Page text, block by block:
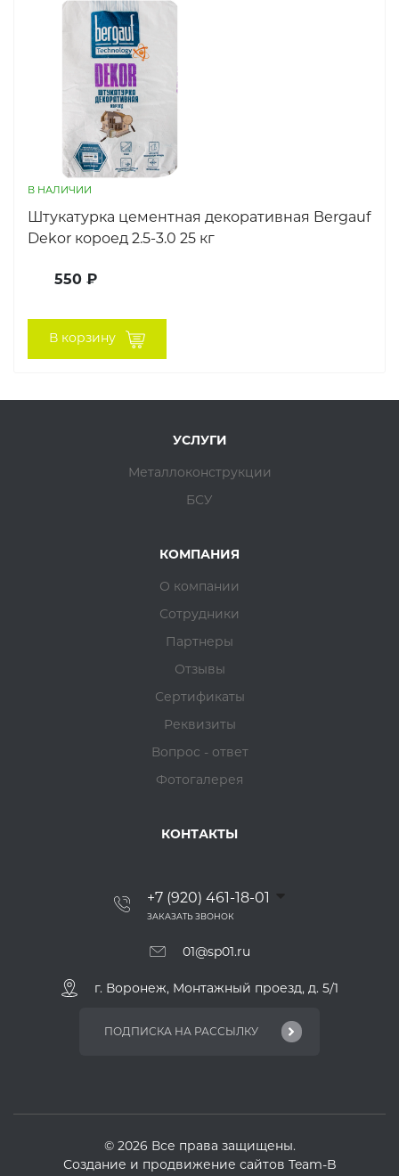
В НАЛИЧИИ
Штукатурка цементная декоративная Bergauf
Dekor короед 2.5-3.0 25 кг
550 ₽
В корзину
УСЛУГИ
Металлоконструкции
БСУ
КОМПАНИЯ
О компании
Сотрудники
Партнеры
Отзывы
Сертификаты
Реквизиты
Вопрос - ответ
Фотогалерея
КОНТАКТЫ
+7 (920) 461-18-01
ЗАКАЗАТЬ ЗВОНОК
01@sp01.ru
г. Воронеж, Монтажный проезд, д. 5/1
© 2026 Все права защищены.
Создание и продвижение сайтов Team-B